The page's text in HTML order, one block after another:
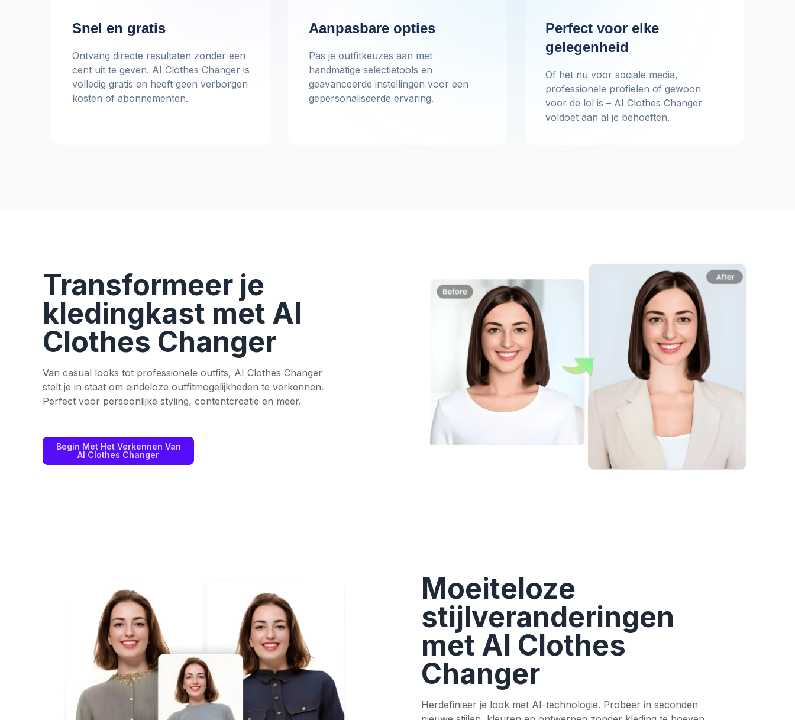
Snel en gratis
Ontvang directe resultaten zonder een
cent uit te geven. AI Clothes Changer is
volledig gratis en heeft geen verborgen
kosten of abonnementen.
Aanpasbare opties
Pas je outfitkeuzes aan met
handmatige selectietools en
geavanceerde instellingen voor een
gepersonaliseerde ervaring.
Perfect voor elke
gelegenheid
Of het nu voor sociale media,
professionele profielen of gewoon
voor de lol is – AI Clothes Changer
voldoet aan al je behoeften.
Transformeer je
kledingkast met AI
Clothes Changer
Van casual looks tot professionele outfits, AI Clothes Changer
stelt je in staat om eindeloze outfitmogelijkheden te verkennen.
Perfect voor persoonlijke styling, contentcreatie en meer.
Begin Met Het Verkennen Van
AI Clothes Changer
Moeiteloze
stijlveranderingen
met AI Clothes
Changer
Herdefinieer je look met AI-technologie. Probeer in seconden